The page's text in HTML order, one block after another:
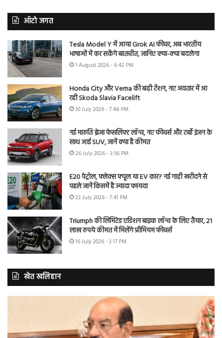
ऑटो जगत
Tesla Model Y में आया Grok AI फीचर, अब भारतीय
भाषाओं में कर सकेंगे बातचीत, जानिए क्या-क्या बदलेगा
1 August 2026 - 6:42 PM
Honda City और Verna की बढ़ी टेंशन, नए अवतार में आ
रही Skoda Slavia Facelift
30 July 2026 - 7:48 PM
नई मारुति ब्रेजा फेसलिफ्ट लॉन्च, नए फीचर्स और टर्बो इंजन के
साथ आई SUV, जानें क्या है कीमत
26 July 2026 - 3:56 PM
E20 पेट्रोल, फ्लेक्स फ्यूल या EV कार? नई गाड़ी खरीदने से
पहले जानें किसमें है ज्यादा फायदा
23 July 2026 - 7:41 PM
Triumph की लिमिटेड एडिशन बाइक लॉन्च के लिए तैयार, 21
लाख रुपये कीमत में मिलेंगे प्रीमियम फीचर्स
16 July 2026 - 3:17 PM
खेत खलिहान